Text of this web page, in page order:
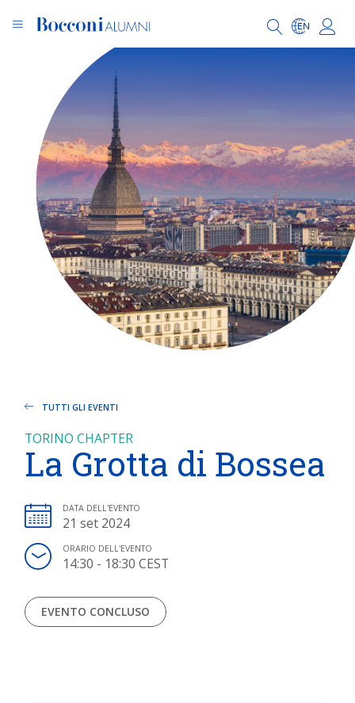
TUTTI GLI EVENTI
TORINO CHAPTER
La Grotta di Bossea
DATA DELL'EVENTO
21 set 2024
ORARIO DELL'EVENTO
14:30 - 18:30 CEST
EVENTO CONCLUSO